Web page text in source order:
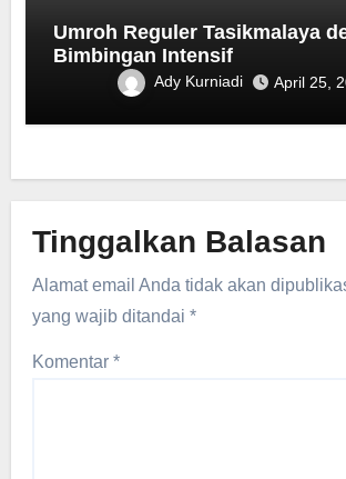
Umroh Reguler Tasikmalaya
Bimbingan Intensif
Ady Kurniadi April 25,
Tinggalkan Balasan
Alamat email Anda tidak akan
yang wajib ditandai*
Komentar*